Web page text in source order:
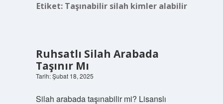
Etiket: Taşınabilir silah kimler alabilir
Ruhsatlı Silah Arabada
Taşınır Mı
Tarih: Şubat 18, 2025
Silah arabada taşınabilir mi? Lisanslı